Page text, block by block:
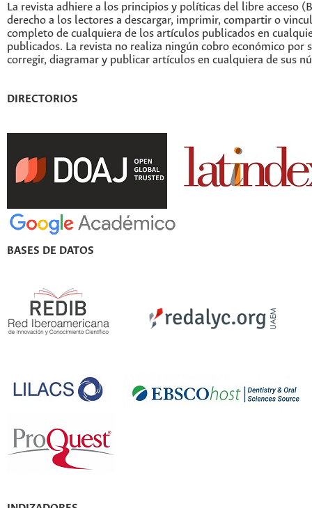
La revista adhiere a los principios y políticas del libre acceso
derecho a los lectores a descargar, imprimir, compartir o
completo de cualquiera de los artículos publicados en
publicados. La revista no realiza ningún cobro económico por
corregir, diagramar y publicar artículos en cualquiera de sus
DIRECTORIOS
BASES DE DATOS